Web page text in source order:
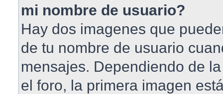
mi nombre de usuario?
Hay dos imagenes que
de tu nombre de usuario
mensajes. Dependiendo de
el foro, la primera imagen